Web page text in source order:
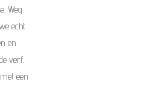
Weg
echt
en
verf.
een